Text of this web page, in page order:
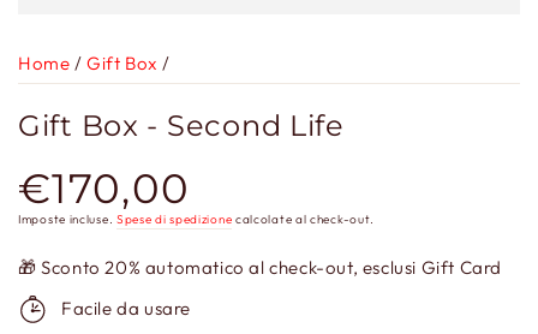
Home / Gift Box /
Gift Box - Second Life
Prezzo
regolare
€170,00
Imposte incluse. Spese di spedizione calcolate al check-out.
🎁 Sconto 20% automatico al check-out, esclusi Gift Card
Facile da usare